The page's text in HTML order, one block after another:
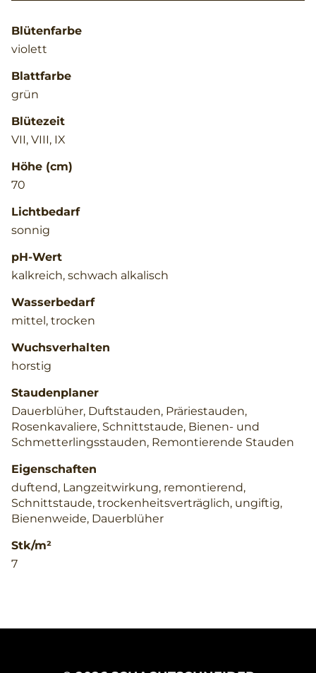
Blütenfarbe
violett
Blattfarbe
grün
Blütezeit
VII, VIII, IX
Höhe (cm)
70
Lichtbedarf
sonnig
pH-Wert
kalkreich, schwach alkalisch
Wasserbedarf
mittel, trocken
Wuchsverhalten
horstig
Staudenplaner
Dauerblüher, Duftstauden, Präriestauden,
Rosenkavaliere, Schnittstaude, Bienen- und
Schmetterlingsstauden, Remontierende Stauden
Eigenschaften
duftend, Langzeitwirkung, remontierend,
Schnittstaude, trockenheitsverträglich, ungiftig,
Bienenweide, Dauerblüher
Stk/m²
7